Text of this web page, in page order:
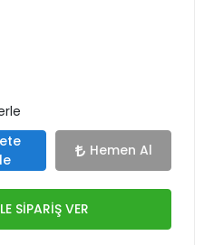
Hemen Al
SİPARİŞ VER